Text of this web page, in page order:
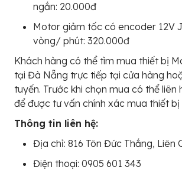
ngắn: 20.000đ
Motor giảm tốc có encoder 12V
vòng/ phút: 320.000đ
Khách hàng có thể tìm mua thiết bị
tại Đà Nẵng trực tiếp tại cửa hàng
tuyến. Trước khi chọn mua có thể liên
để được tư vấn chính xác mua thiết bị
Thông tin liên hệ:
Địa chỉ: 816 Tôn Đức Thắng, Liên
Điện thoại: 0905 601 343